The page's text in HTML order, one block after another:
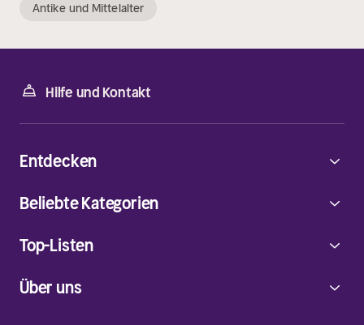
Antike und Mittelalter
Hilfe und Kontakt
Über uns
Entdecken
Beliebte Kategorien
Top-Listen